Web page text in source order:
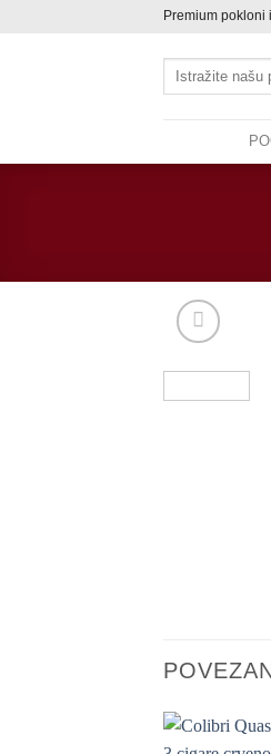
Premium pokloni
Pretraži: